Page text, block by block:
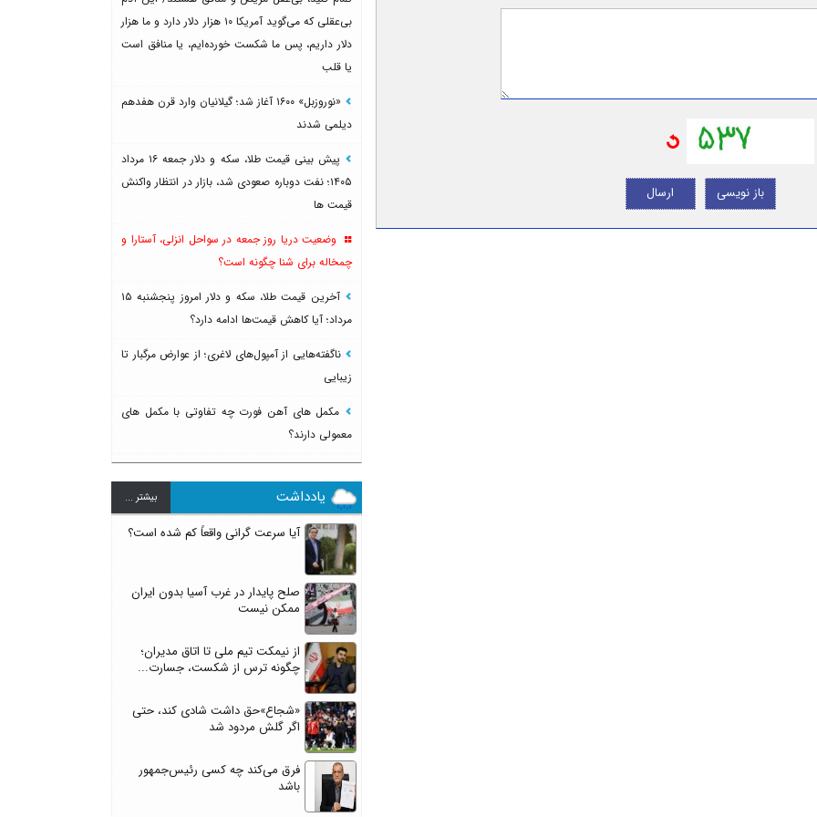
ارسال باز نویسی
بی‌عقلی که می‌گوید آمریکا ۱۰ هزار دلار دارد و ما هزار
دلار داریم، پس ما شکست خورده‌ایم، یا منافق است
یا قلب
«نوروزبل» ۱۶۰۰ آغاز شد؛ گیلانیان وارد قرن هفدهم
دیلمی شدند
پیش بینی قیمت طلا، سکه و دلار جمعه ۱۶ مرداد
۱۴۰۵؛ نفت دوباره صعودی شد، بازار در انتظار واکنش
قیمت ها
وضعیت دریا روز جمعه در سواحل انزلی، آستارا و
چمخاله برای شنا چگونه است؟
آخرین قیمت طلا، سکه و دلار امروز پنجشنبه ۱۵
مرداد؛ آیا کاهش قیمت‌ها ادامه دارد؟
ناگفته‌هایی از آمپول‌های لاغری؛ از عوارض مرگبار تا
زیبایی
مکمل های آهن فورت چه تفاوتی با مکمل های
معمولی دارند؟
یادداشت بيشتر ...
آیا سرعت گرانی واقعاً کم شده است؟
صلح پایدار در غرب آسیا بدون ایران
ممکن نیست
از نیمکت تیم ملی تا اتاق مدیران؛
چگونه ترس از شکست، جسارت...
«شجاع»حق داشت شادی کند، حتی
اگر گلش مردود شد
فرق می‌کند چه کسی رئیس‌جمهور
باشد